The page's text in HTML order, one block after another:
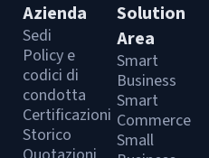
Azienda
Sedi
Policy e
codici di
condotta
Certificazioni
Storico
Solution
Area
Smart
Business
Smart
Commerce
Small